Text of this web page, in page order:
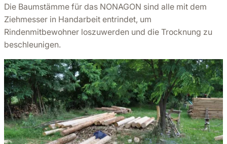
Die Baumstämme für das NONAGON sind alle mit dem
Ziehmesser in Handarbeit entrindet, um
Rindenmitbewohner loszuwerden und die Trocknung zu
beschleunigen.